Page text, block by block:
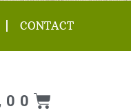
CONTACT